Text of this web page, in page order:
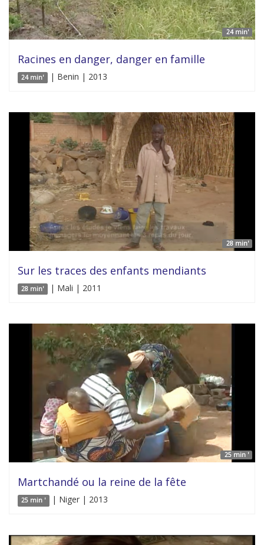
24 min'
Racines en danger, danger en famille
24 min' | Benin | 2013
28 min'
Sur les traces des enfants mendiants
28 min' | Mali | 2011
25 min '
Martchandé ou la reine de la fête
25 min ' | Niger | 2013